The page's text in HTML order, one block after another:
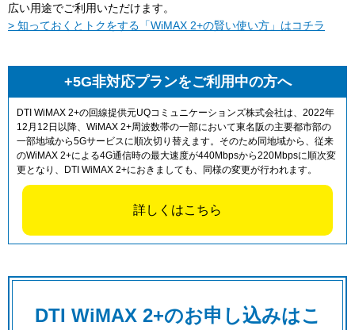
広い用途でご利用いただけます。
> 知っておくとトクをする「WiMAX 2+の賢い使い方」はコチラ
+5G非対応プランをご利用中の方へ
DTI WiMAX 2+の回線提供元UQコミュニケーションズ株式会社は、2022年
12月12日以降、WiMAX 2+周波数帯の一部において東名阪の主要都市部の
一部地域から5Gサービスに順次切り替えます。そのため同地域から、従来
のWiMAX 2+による4G通信時の最大速度が440Mbpsから220Mbpsに順次変
更となり、DTI WiMAX 2+におきましても、同様の変更が行われます。
詳しくはこちら
DTI WiMAX 2+のお申し込みはこ